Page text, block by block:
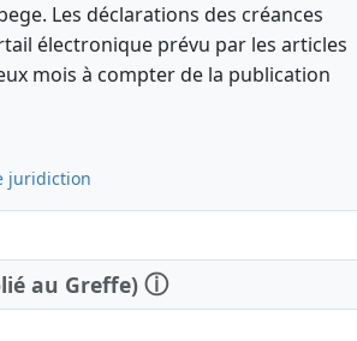
Les déclarations des créances
électronique prévu par les articles
mois à compter de la publication
juridiction
au Greffe) ⓘ